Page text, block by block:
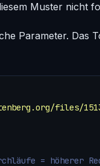
Muster nicht
Parameter. Das
files/
= höherer